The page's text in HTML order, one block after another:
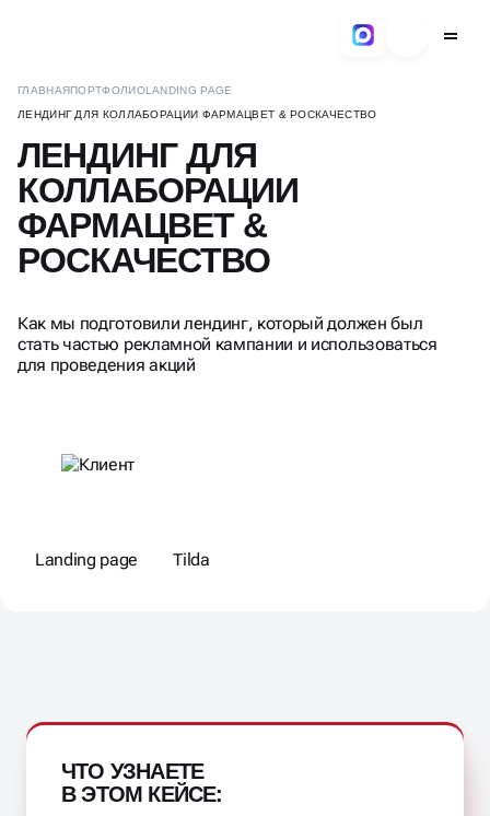
ГЛАВНАЯПОРТФОЛИОLANDING PAGE
ЛЕНДИНГ ДЛЯ КОЛЛАБОРАЦИИ ФАРМАЦВЕТ & РОСКАЧЕСТВО
ЛЕНДИНГ ДЛЯ
КОЛЛАБОРАЦИИ
ФАРМАЦВЕТ &
РОСКАЧЕСТВО
Как мы подготовили лендинг, который должен был
стать частью рекламной кампании и использоваться
для проведения акций
Landing page Tilda
ЧТО УЗНАЕТЕ
В ЭТОМ КЕЙСЕ: